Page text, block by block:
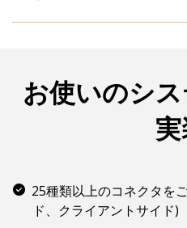
ができました。
お使いのシ
25種類以上のコネクタを
ド、クライアントサイド)